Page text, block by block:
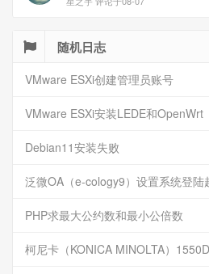
随机日志
VMware ESXi创建管理员账号
VMware ESXi安装LEDE和OpenWrt
Debian11安装失败
泛微OA（e-cology9）设置系统登陆
PHP求最大公约数和最小公倍数
柯尼卡（KONICA MINOLTA）